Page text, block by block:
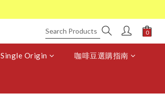
Single Origin 咖啡豆選購指南